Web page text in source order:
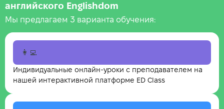
английского Englishdom
Мы предлагаем 3 варианта обучения:
👩‍💻
Индивидуальные онлайн-уроки с преподавателем на
нашей интерактивной платформе ED Class